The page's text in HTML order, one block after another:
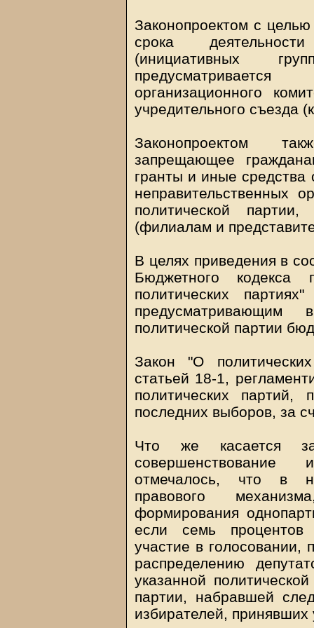
Законопроектом с
срока
(инициативных
организационного
учредительного съезда
Законопроектом
запрещающее
гранты и иные
неправительственных
политической
(филиалам и
В целях приведения в
Бюджетного
политических
предусматривающим
политической партии
Закон "О
статьей 18-1,
политических
последних выборов, за
Что же касается
совершенствование
отмечалось, что в
правового
формирования
если семь процентов
участие в голосовании,
распределению
указанной
партии, набравшей
избирателей, принявших